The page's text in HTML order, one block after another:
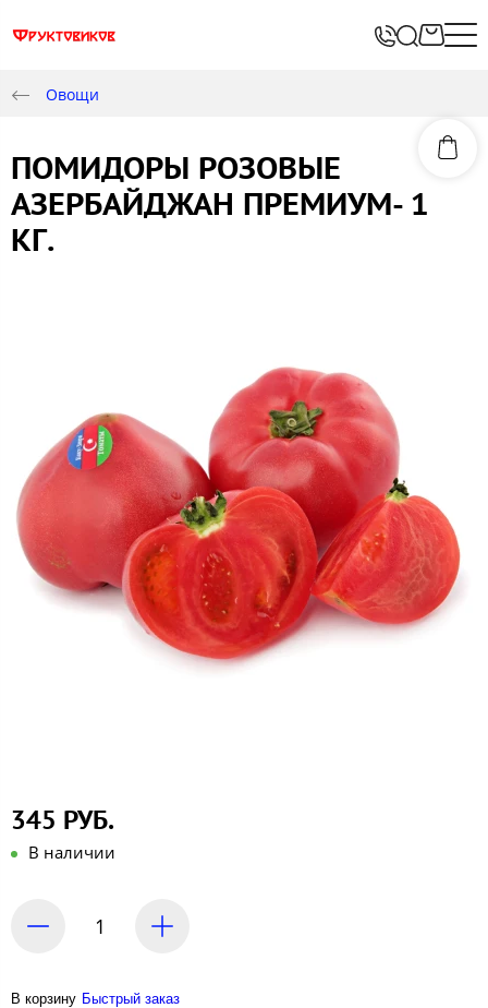
Овощи
ПОМИДОРЫ РОЗОВЫЕ
АЗЕРБАЙДЖАН ПРЕМИУМ- 1
КГ.
345 РУБ.
В наличии
В корзину Быстрый заказ